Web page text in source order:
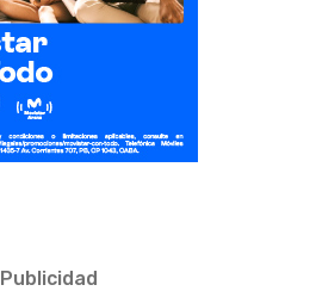
Publicidad